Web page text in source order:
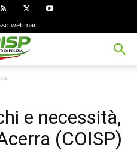
webmail
e necessità,
(COISP)